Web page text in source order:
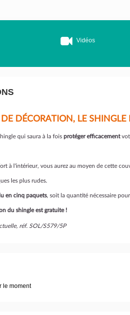
Vidéos
DE DÉCORATION, LE
qui saura à la fois protéger efficacement
à l'intérieur, vous aurez au moyen de cette
les plus rudes.
en cinq paquets, soit la quantité nécessaire
du shingle est gratuite !
réf. SOL/S579/5P
le moment